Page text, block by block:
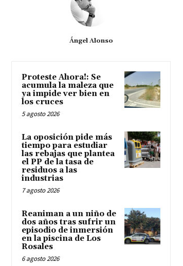
Ángel Alonso
Proteste Ahora!: Se
acumula la maleza que
ya impide ver bien en
los cruces
5 agosto 2026
La oposición pide más
tiempo para estudiar
las rebajas que plantea
el PP de la tasa de
residuos a las
industrias
7 agosto 2026
Reaniman a un niño de
dos años tras sufrir un
episodio de inmersión
en la piscina de Los
Rosales
6 agosto 2026